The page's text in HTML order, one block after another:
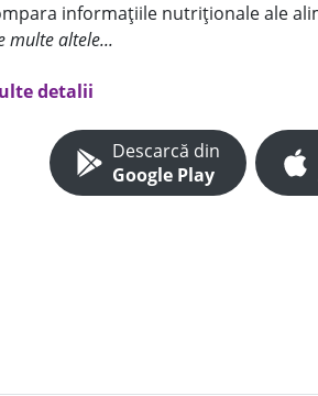
informațiile nutriționale ale
multe altele...
detalii
Descarcă din
Google Play